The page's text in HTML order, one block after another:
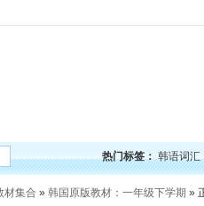
热门标签： 韩语词汇
材集合 » 韩国原版教材：一年级下学期 »